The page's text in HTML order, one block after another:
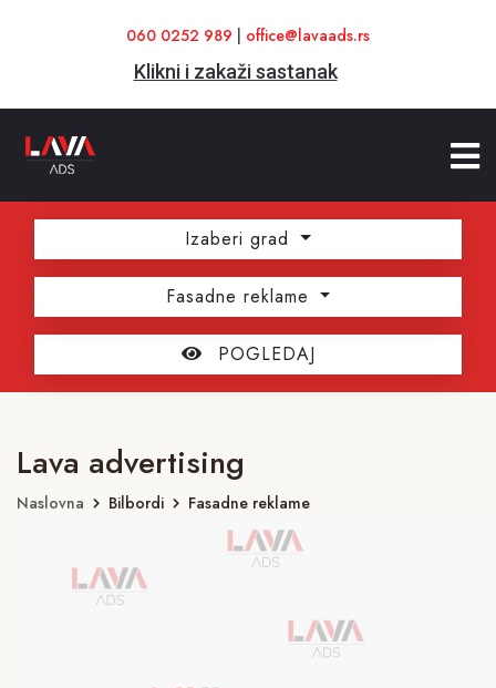
060 0252 989 office@lavaads.rs
Klikni i zakaži sastanak
Izaberi grad
Fasadne reklame
POGLEDAJ
Lava advertising
Naslovna Bilbordi Fasadne reklame